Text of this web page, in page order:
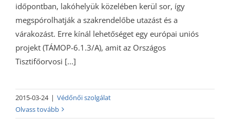
időpontban, lakóhelyük közelében kerül sor, így
megspórolhatják a szakrendelőbe utazást és a
várakozást. Erre kínál lehetőséget egy európai uniós
projekt (TÁMOP-6.1.3/A), amit az Országos
Tisztifőorvosi [...]
2015-03-24 | Védőnői szolgálat
Olvass tovább